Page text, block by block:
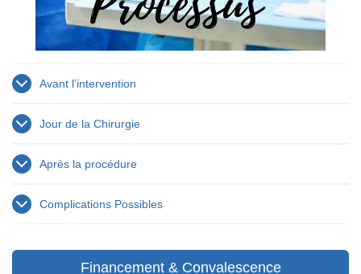
Avant l’intervention
Jour de la Chirurgie
Après la procédure
Complications Possibles
Financement & Convalescence